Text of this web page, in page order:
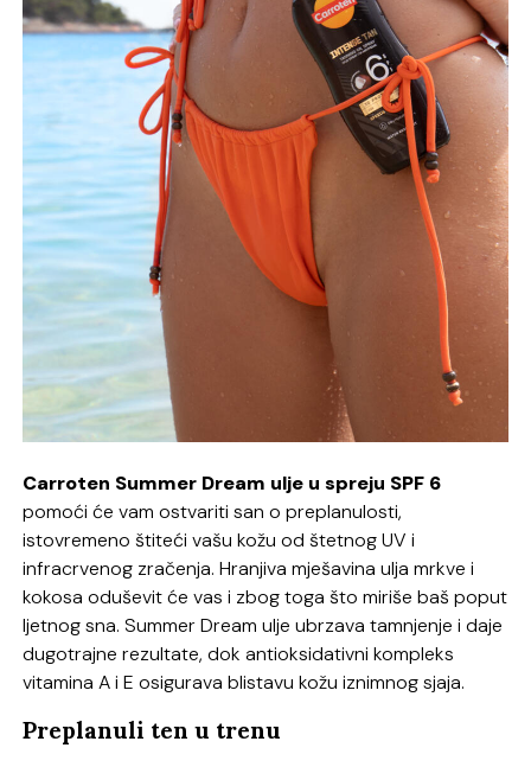
Carroten Summer Dream ulje u spreju SPF 6
pomoći će vam ostvariti san o preplanulosti,
istovremeno štiteći vašu kožu od štetnog UV i
infracrvenog zračenja. Hranjiva mješavina ulja mrkve i
kokosa oduševit će vas i zbog toga što miriše baš poput
ljetnog sna. Summer Dream ulje ubrzava tamnjenje i daje
dugotrajne rezultate, dok antioksidativni kompleks
vitamina A i E osigurava blistavu kožu iznimnog sjaja.
Preplanuli ten u trenu